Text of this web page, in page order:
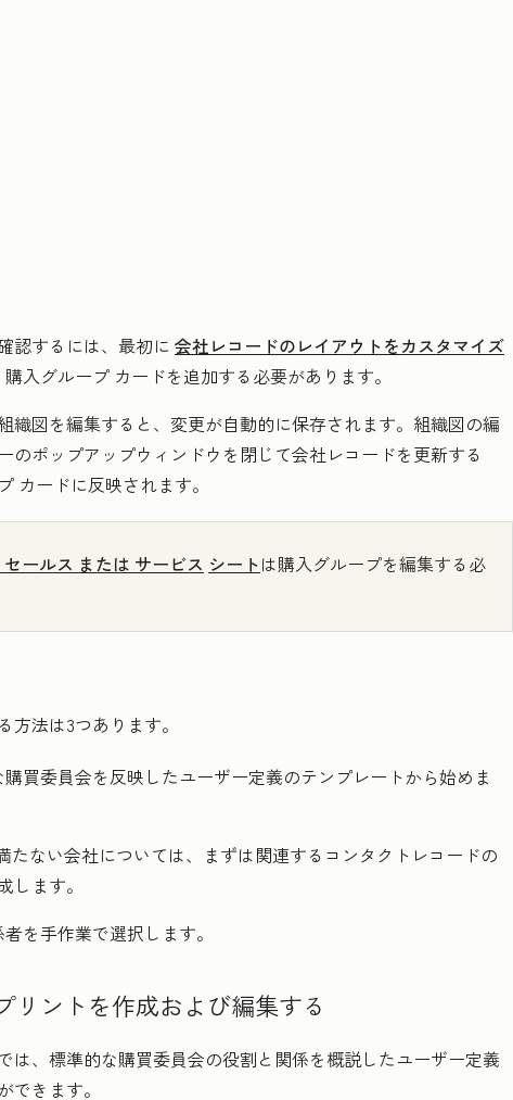
認するには、最初に 会社レコードのレイアウトをカスタマイズ
購入グループ カードを追加する必要があります。
織図を編集すると、変更が自動的に保存されます。組織図の編
のポップアップウィンドウを閉じて会社レコードを更新する
カードに反映されます。
セールス または サービス シートは購入グループを編集する必
法は3つあります。
購買委員会を反映したユーザー定義のテンプレートから始めま
たない会社については、まずは関連するコンタクトレコードの
ます。
を手作業で選択します。
リントを作成および編集する
は、標準的な購買委員会の役割と関係を概説したユーザー定義
できます。